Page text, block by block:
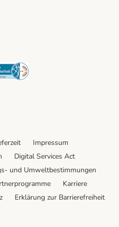
Security
Impressum
Digital Services Act
und Umweltbestimmungen
Karriere
Erklärung zur Barrierefreiheit